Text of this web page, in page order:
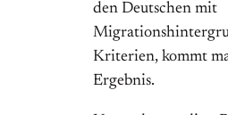
den Deutschen mit
Kriterien, kommt
Ergebnis.